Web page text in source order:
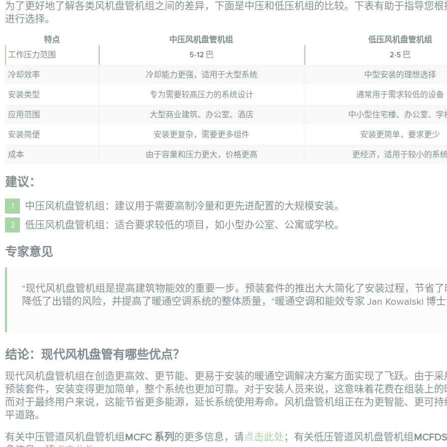
为了更好地了解各类风机盘管机组之间的差异，下面是中压和低压机组的比较。下表有助于指导您
进行选择。
特点 中压风机盘管机组
低压风机盘管机组
工作压力范围
5-12 巴
2-5 巴
冷却效率
冷却能力更强，适用于大型系统
中型安装的理想选择
安装类型
专为需要较高压力的系统设计
通常用于需求较低的设备
应用范围
大型商业建筑、办公室、酒店
中小型住宅楼、办公室、学
安装简便
安装更复杂，需要更多组件
安装更简单，要求更少
成本
由于容量和压力更大，价格更高 更经济，适用于较小的系
建议：
中压风机盘管机组：建议用于需要高制冷量和更先进配置的大规模安装。
低压风机盘管机组：适合要求较低的项目，如小型办公室、公寓或学校。
专家意见
"现代风机盘管机组是提高建筑物能效的重要一步。预装套件的推出大大简化了安装过程，节省了
降低了出错的风险，并提高了暖通空调系统的整体质量，"暖通空调和能效专家 Jan Kowalski 博士
结论：现代风机盘管有哪些优点？
现代风机盘管机组在创造更高效、更节能、更易于安装的暖通空调解决方案方面实现了飞跃。由于采
预装套件，安装变得更加简单，整个系统也更加可靠。对于安装人员来说，这意味着花费在组装上的
而对于最终用户来说，这能节省更多能源，延长系统使用寿命。风机盘管机组正在为更智能、更可持
平道路。
有关中压管道风机盘管机组MCFC 系列 的更多信息，请点击此处；有关低压管道风机盘管机组